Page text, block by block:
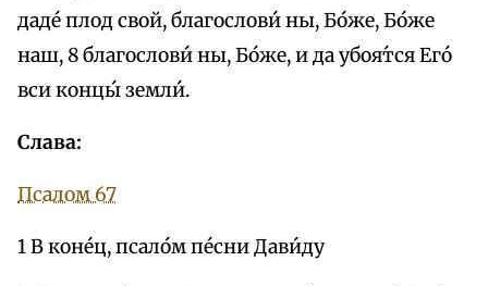
даде́ плод свой, благослови́ ны, Бо́же, Бо́же
наш, 8 благослови́ ны, Бо́же, и да убоя́тся Его́
вси концы́ земли́.
Слава:
Псалом 67
1 В коне́ц, псало́м пе́сни Дави́ду